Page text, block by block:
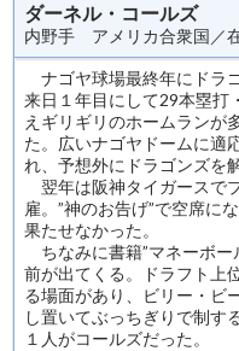
ダーネル・コールズ
内野手 アメリカ合衆国／
ナゴヤ球場最終年にドラ
来日１年目にして29本塁打
えギリギリのホームランが
た。広いナゴヤドームに適
れ、予想外にドラゴンズを
翌年は阪神タイガースで
雇。”神のお告げ”で空席に
果たせなかった。
ちなみに書籍”マネーボー
前が出てくる。ドラフト上
る場面があり、ビリー・ビ
し置いてぶっちぎりで制す
１人がコールズだった。